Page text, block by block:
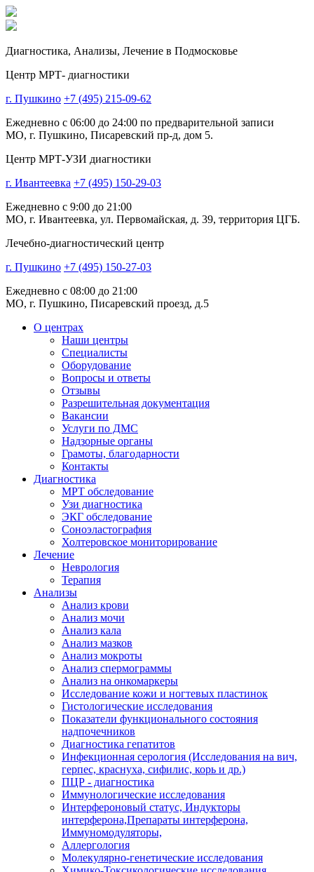
Диагностика, Анализы, Лечение в Подмосковье
Центр МРТ- диагностики
г. Пушкино +7 (495) 215-09-62
Ежедневно с 06:00 до 24:00 по предварительной записи
МО, г. Пушкино, Писаревский пр-д, дом 5.
Центр МРТ-УЗИ диагностики
г. Ивантеевка +7 (495) 150-29-03
Ежедневно с 9:00 до 21:00
МО, г. Ивантеевка, ул. Первомайская, д. 39, территория ЦГБ.
Лечебно-диагностический центр
г. Пушкино +7 (495) 150-27-03
Ежедневно с 08:00 до 21:00
МО, г. Пушкино, Писаревский проезд, д.5
О центрах
Наши центры
Специалисты
Оборудование
Вопросы и ответы
Отзывы
Разрешительная документация
Вакансии
Услуги по ДМС
Надзорные органы
Грамоты, благодарности
Контакты
Диагностика
МРТ обследование
Узи диагностика
ЭКГ обследование
Соноэластография
Холтеровское мониторирование
Лечение
Неврология
Терапия
Анализы
Анализ крови
Анализ мочи
Анализ кала
Анализ мазков
Анализ мокроты
Анализ спермограммы
Анализ на онкомаркеры
Исследование кожи и ногтевых пластинок
Гистологические исследования
Показатели функционального состояния
надпочечников
Диагностика гепатитов
Инфекционная серология (Исследования на вич,
герпес, краснуха, сифилис, корь и др.)
ПЦР - диагностика
Иммунологические исследования
Интерфероновый статус, Индукторы
интерферона,Препараты интерферона,
Иммуномодуляторы,
Аллергология
Молекулярно-генетические исследования